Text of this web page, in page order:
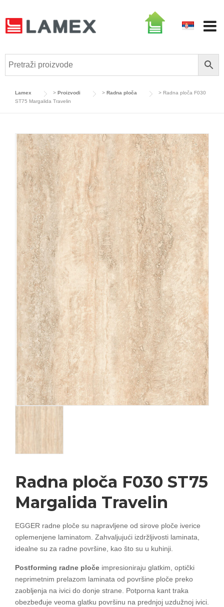
to
content
Lamex > Proizvodi > Radna ploča > Radna ploča F030
ST75 Margalida Travelin
Radna ploča F030 ST75
Margalida Travelin
EGGER radne ploče su napravljene od sirove ploče iverice
oplemenjene laminatom. Zahvaljujući izdržljivosti laminata,
idealne su za radne površine, kao što su u kuhinji.
Postforming radne ploče impresioniraju glatkim, optički
neprimetnim prelazom laminata od površine ploče preko
zaobljenja na ivici do donje strane. Potporna kant traka
obezbeđuje veoma glatku površinu na prednjoj uzdužnoj ivici.